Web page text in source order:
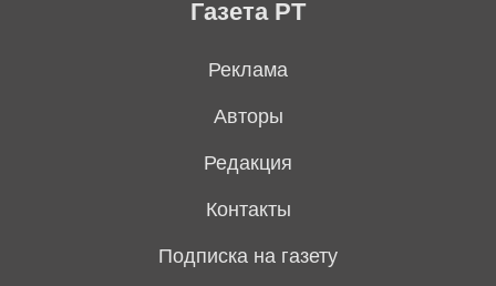
Газета РТ
Реклама
Авторы
Редакция
Контакты
Подписка на газету